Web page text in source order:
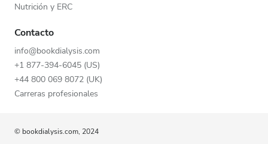
Nutrición y ERC
Contacto
info@bookdialysis.com
+1 877-394-6045 (US)
+44 800 069 8072 (UK)
Carreras profesionales
© bookdialysis.com, 2024